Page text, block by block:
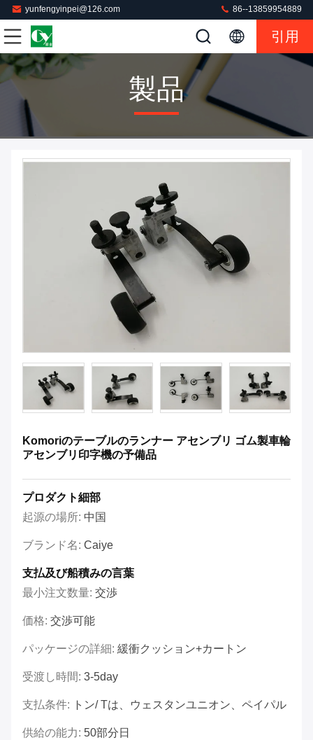
yunfengyinpei@126.com 86--13859954889
引用
製品
Komoriのテーブルのランナー アセンブリ ゴム製車輪
アセンブリ印字機の予備品
プロダクト細部
起源の場所: 中国
ブランド名: Caiye
支払及び船積みの言葉
最小注文数量: 交渉
価格: 交渉可能
パッケージの詳細: 緩衝クッション+カートン
受渡し時間: 3-5day
支払条件: トン/ Tは、ウェスタンユニオン、ペイパル
供給の能力: 50部分日